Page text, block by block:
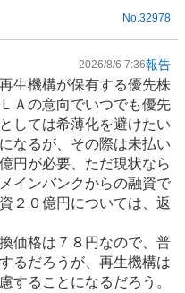
No.32978
2026/8/6 7:36報告
生機構が保有する優先株
Ａの意向でいつでも優先
しては希薄化を避けたい
なるが、その際は未払い
円が必要、ただ現状なら
インバンクからの融資で
２０億円については、返
価格は７８円なので、普
るだろうが、再生機構は
することになるだろう。